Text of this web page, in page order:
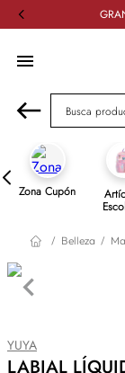
Busca
Zona Cupón
Belleza
YUYA
LABIAL